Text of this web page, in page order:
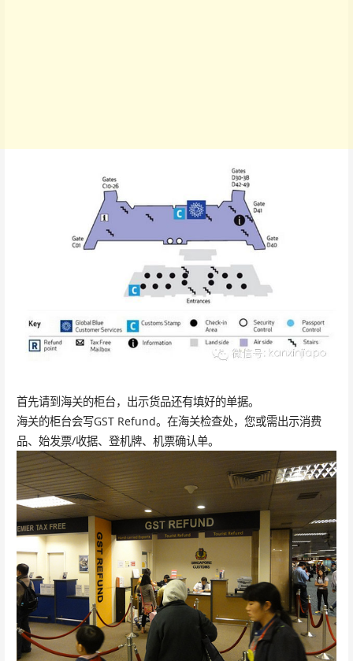
首先请到海关的柜台，出示货品还有填好的单据。
海关的柜台会写GST Refund。在海关检查处，您或需出示消费
品、始发票/收据、登机牌、机票确认单。